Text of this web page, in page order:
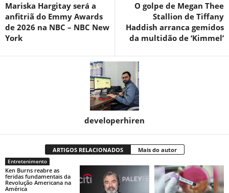
Mariska Hargitay será a
anfitriã do Emmy Awards
de 2026 na NBC – NBC New
York
O golpe de Megan Thee
Stallion de Tiffany
Haddish arranca gemidos
da multidão de ‘Kimmel’
developerhiren
ARTIGOS RELACIONADOS Mais do autor
Entretenimento
Ken Burns reabre as
feridas fundamentais da
Revolução Americana na
América